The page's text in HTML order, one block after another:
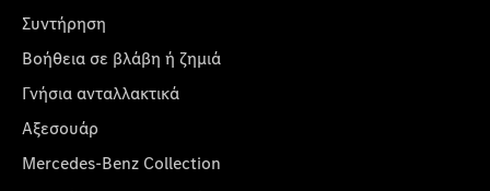
Συντήρηση
Βοήθεια σε βλάβη ή ζημιά
Γνήσια ανταλλακτικά
Αξεσουάρ
Mercedes-Benz Collection